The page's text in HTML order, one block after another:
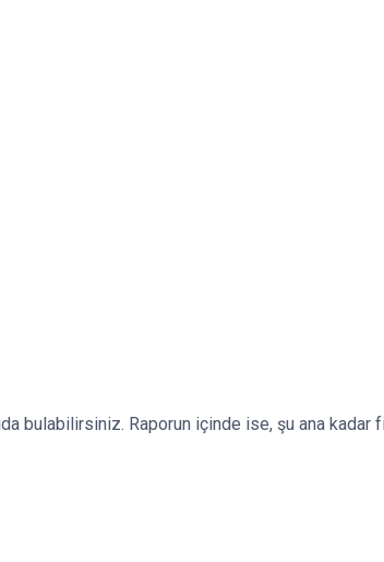
Raporun içinde ise, şu ana kadar